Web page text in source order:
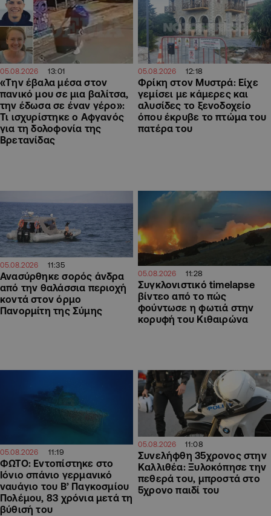
05.08.2026 13:01
«Την έβαλα μέσα στον
πανικό μου σε μια βαλίτσα,
την έδωσα σε έναν γέρο»:
Τι ισχυρίστηκε ο Αφγανός
για τη δολοφονία της
Βρετανίδας
05.08.2026 12:18
Φρίκη στον Μυστρά: Είχε
γεμίσει με κάμερες και
αλυσίδες το ξενοδοχείο
όπου έκρυβε το πτώμα του
πατέρα του
05.08.2026 11:35
Ανασύρθηκε σορός άνδρα
από την θαλάσσια περιοχή
κοντά στον όρμο
Πανορμίτη της Σύμης
05.08.2026 11:28
Συγκλονιστικό timelapse
βίντεο από το πώς
φούντωσε η φωτιά στην
κορυφή του Κιθαιρώνα
05.08.2026 11:19
ΦΩΤΟ: Εντοπίστηκε στο
Ιόνιο σπάνιο γερμανικό
ναυάγιο του Β’ Παγκοσμίου
Πολέμου, 83 χρόνια μετά τη
βύθισή του
05.08.2026 11:08
Συνελήφθη 35χρονος στην
Καλλιθέα: Ξυλοκόπησε την
πεθερά του, μπροστά στο
5χρονο παιδί του